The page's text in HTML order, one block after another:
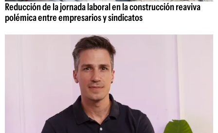
Reducción de la jornada laboral en la construcción reaviva
polémica entre empresarios y sindicatos